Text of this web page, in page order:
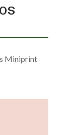
Miniprint